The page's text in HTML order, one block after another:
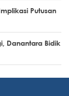
Putusan
Danantara Bidik